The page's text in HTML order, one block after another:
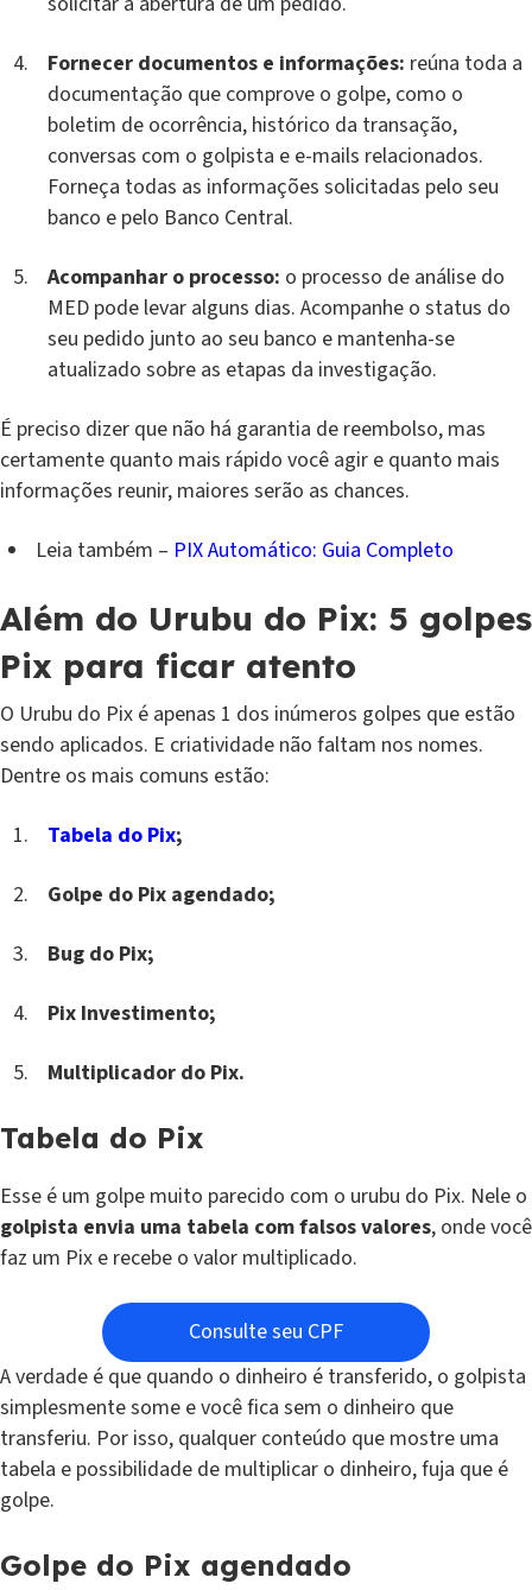
Fornecer documentos e informações: reúna toda a
documentação que comprove o golpe, como o
boletim de ocorrência, histórico da transação,
conversas com o golpista e e-mails relacionados.
Forneça todas as informações solicitadas pelo seu
banco e pelo Banco Central.
Acompanhar o processo: o processo de análise do
MED pode levar alguns dias. Acompanhe o status do
seu pedido junto ao seu banco e mantenha-se
atualizado sobre as etapas da investigação.
É preciso dizer que não há garantia de reembolso, mas
certamente quanto mais rápido você agir e quanto mais
informações reunir, maiores serão as chances.
Leia também – PIX Automático: Guia Completo
Além do Urubu do Pix: 5 golpes
Pix para ficar atento
O Urubu do Pix é apenas 1 dos inúmeros golpes que estão
sendo aplicados. E criatividade não faltam nos nomes.
Dentre os mais comuns estão:
Tabela do Pix;
Golpe do Pix agendado;
Bug do Pix;
Pix Investimento;
Multiplicador do Pix.
Tabela do Pix
Esse é um golpe muito parecido com o urubu do Pix. Nele o
golpista envia uma tabela com falsos valores, onde você
faz um Pix e recebe o valor multiplicado.
Consulte seu CPF
A verdade é que quando o dinheiro é transferido, o golpista
simplesmente some e você fica sem o dinheiro que
transferiu. Por isso, qualquer conteúdo que mostre uma
tabela e possibilidade de multiplicar o dinheiro, fuja que é
golpe.
Golpe do Pix agendado